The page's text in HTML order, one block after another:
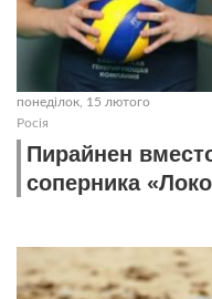
понеділок, 15 лютого
Росія
Пирайнен
соперника